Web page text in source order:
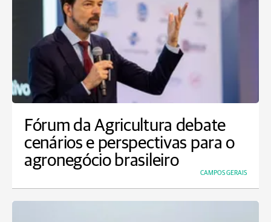
Fórum da Agricultura debate
cenários e perspectivas para o
agronegócio brasileiro
CAMPOS GERAIS